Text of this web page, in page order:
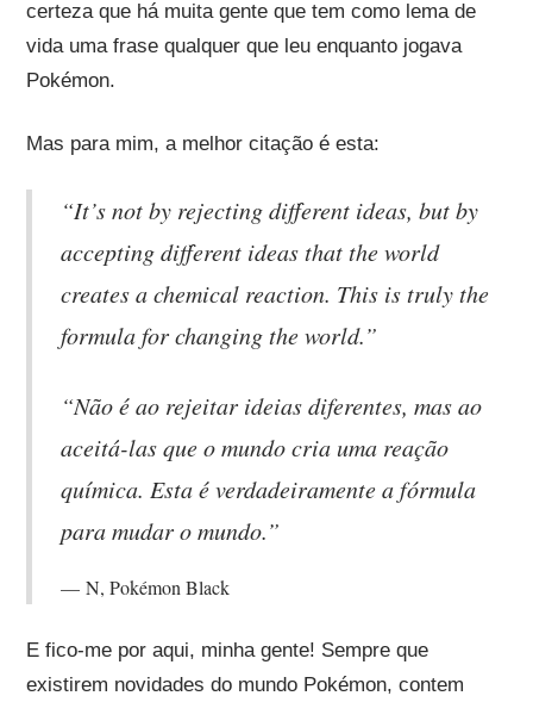
certeza que há muita gente que tem como lema de
vida uma frase qualquer que leu enquanto jogava
Pokémon.
Mas para mim, a melhor citação é esta:
“It’s not by rejecting different ideas, but by
accepting different ideas that the world
creates a chemical reaction. This is truly the
formula for changing the world.”
“Não é ao rejeitar ideias diferentes, mas ao
aceitá-las que o mundo cria uma reação
química. Esta é verdadeiramente a fórmula
para mudar o mundo.”
N, Pokémon Black
E fico-me por aqui, minha gente! Sempre que
existirem novidades do mundo Pokémon, contem